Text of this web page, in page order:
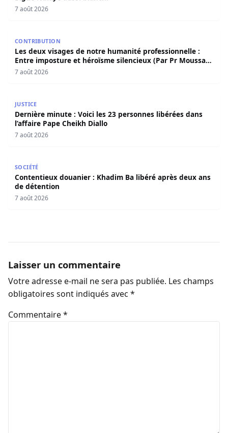
7 août 2026
CONTRIBUTION
Les deux visages de notre humanité professionnelle :
Entre imposture et héroïsme silencieux (Par Pr Moussa
Seydi)
7 août 2026
JUSTICE
Dernière minute : Voici les 23 personnes libérées dans
l’affaire Pape Cheikh Diallo
7 août 2026
SOCIÉTÉ
Contentieux douanier : Khadim Ba libéré après deux ans
de détention
7 août 2026
Laisser un commentaire
Votre adresse e-mail ne sera pas publiée. Les champs
obligatoires sont indiqués avec *
Commentaire*